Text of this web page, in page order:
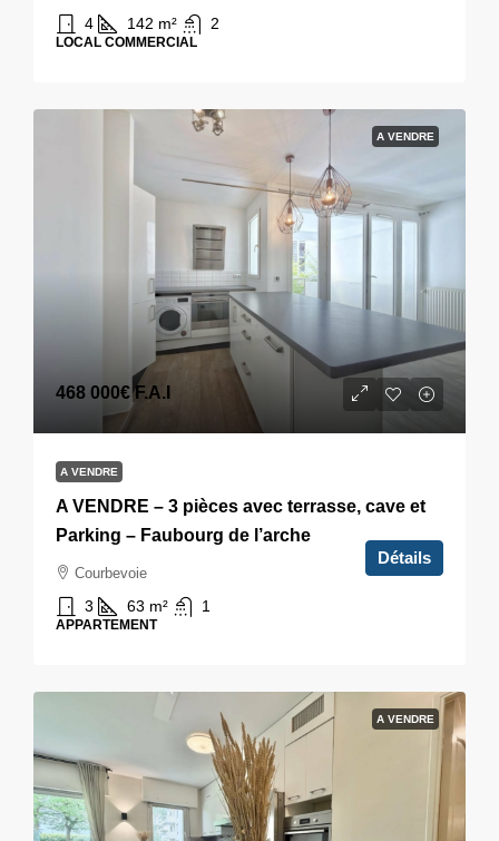
4 142 m² 2
LOCAL COMMERCIAL
A VENDRE
468 000€F.A.I
A VENDRE
A VENDRE – 3 pièces avec terrasse, cave et
Parking – Faubourg de l’arche
Courbevoie
3 63 m² 1
APPARTEMENT
Détails
A VENDRE